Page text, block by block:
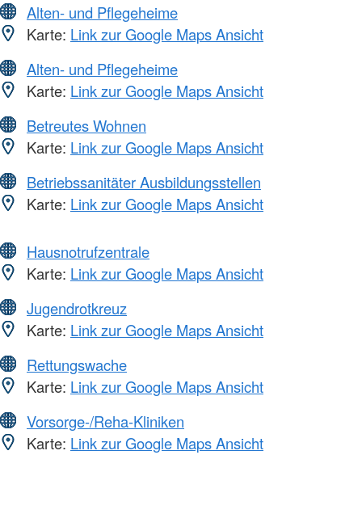
Alten- und Pflegeheime
Karte: Link zur Google Maps Ansicht
Alten- und Pflegeheime
Karte: Link zur Google Maps Ansicht
Betreutes Wohnen
Karte: Link zur Google Maps Ansicht
Betriebssanitäter Ausbildungsstellen
Karte: Link zur Google Maps Ansicht
Hausnotrufzentrale
Karte: Link zur Google Maps Ansicht
Jugendrotkreuz
Karte: Link zur Google Maps Ansicht
Rettungswache
Karte: Link zur Google Maps Ansicht
Vorsorge-/Reha-Kliniken
Karte: Link zur Google Maps Ansicht